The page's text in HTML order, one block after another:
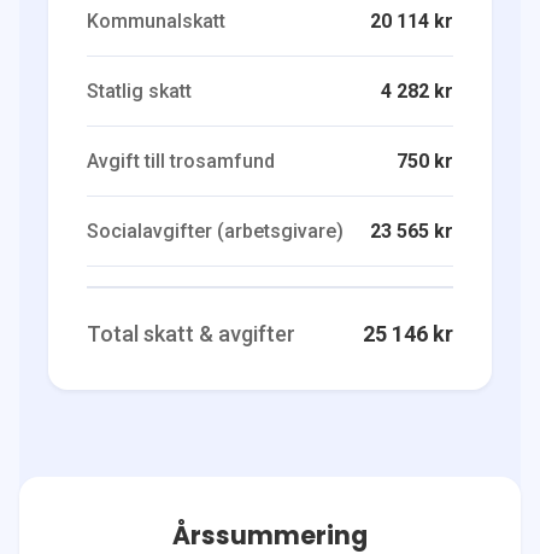
Kommunalskatt 20 114 kr
Statlig skatt 4 282 kr
Avgift till trosamfund 750 kr
Socialavgifter (arbetsgivare) 23 565 kr
Total skatt & avgifter 25 146 kr
Årssummering